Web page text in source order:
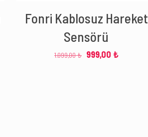
Fonri Kablosuz Hareket
Sensörü
1.099,00₺ Orijinal
999,00 ₺Şu